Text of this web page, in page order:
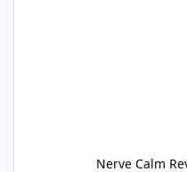
Nerve Calm